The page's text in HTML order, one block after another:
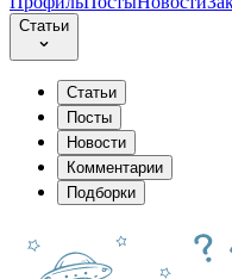
Статьи
Статьи
Посты
Новости
Комментарии
Подборки